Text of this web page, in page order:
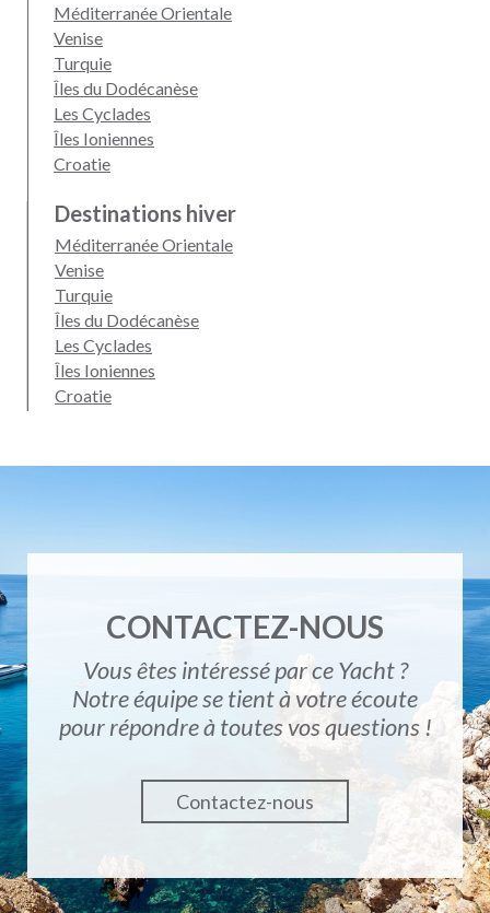
Méditerranée Orientale
Venise
Turquie
Îles du Dodécanèse
Les Cyclades
Îles Ioniennes
Croatie
Destinations hiver
Méditerranée Orientale
Venise
Turquie
Îles du Dodécanèse
Les Cyclades
Îles Ioniennes
Croatie
CONTACTEZ-NOUS
Vous êtes intéressé par ce Yacht ?
Notre équipe se tient à votre écoute
pour répondre à toutes vos questions !
Contactez-nous